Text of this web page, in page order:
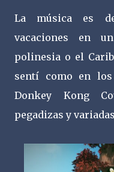
La música es
vacaciones en
polinesia o el
sentí como en los
Donkey Kong
pegadizas y